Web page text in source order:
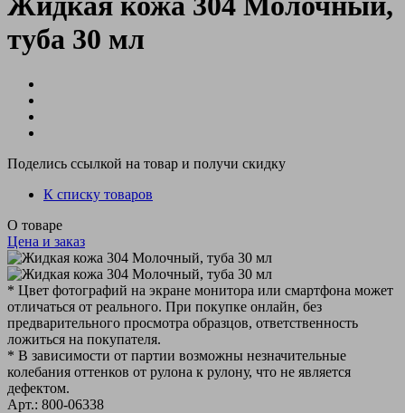
туба 30 мл
Поделись ссылкой на товар и получи скидку
К списку товаров
О товаре
Цена и заказ
* Цвет фотографий на экране монитора или смартфона может
отличаться от реального. При покупке онлайн, без
предварительного просмотра образцов, ответственность
ложиться на покупателя.
* В зависимости от партии возможны незначительные
колебания оттенков от рулона к рулону, что не является
дефектом.
Арт.: 800-06338